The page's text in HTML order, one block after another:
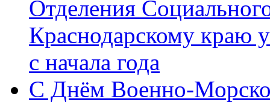
Отделения
Краснодарскому краю
с начала года
C Днём Военно-